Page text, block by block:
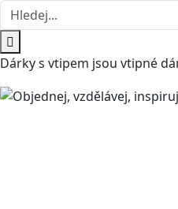
Dárky s vtipem jsou vtipné